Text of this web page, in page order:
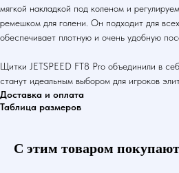
мягкой накладкой под коленом и
ремешком для голени. Он подходит для
обеспечивает плотную и очень удобную
Щитки JETSPEED FT8 Pro объединили в
станут идеальным выбором для игроков
Доставка и оплата
Таблица размеров
С этим товаром покупают